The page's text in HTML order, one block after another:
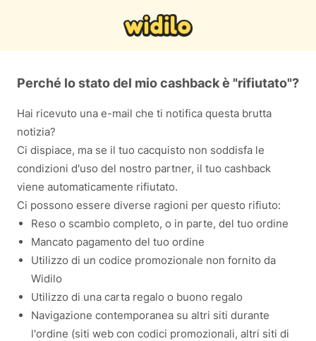
Perché lo stato del mio cashback è "rifiutato"?
Hai ricevuto una e-mail che ti notifica questa brutta
notizia?
Ci dispiace, ma se il tuo cacquisto non soddisfa le
condizioni d'uso del nostro partner, il tuo cashback
viene automaticamente rifiutato.
Ci possono essere diverse ragioni per questo rifiuto:
Reso o scambio completo, o in parte, del tuo ordine
Mancato pagamento del tuo ordine
Utilizzo di un codice promozionale non fornito da
Widilo
Utilizzo di una carta regalo o buono regalo
Navigazione contemporanea su altri siti durante
l'ordine (siti web con codici promozionali, altri siti di